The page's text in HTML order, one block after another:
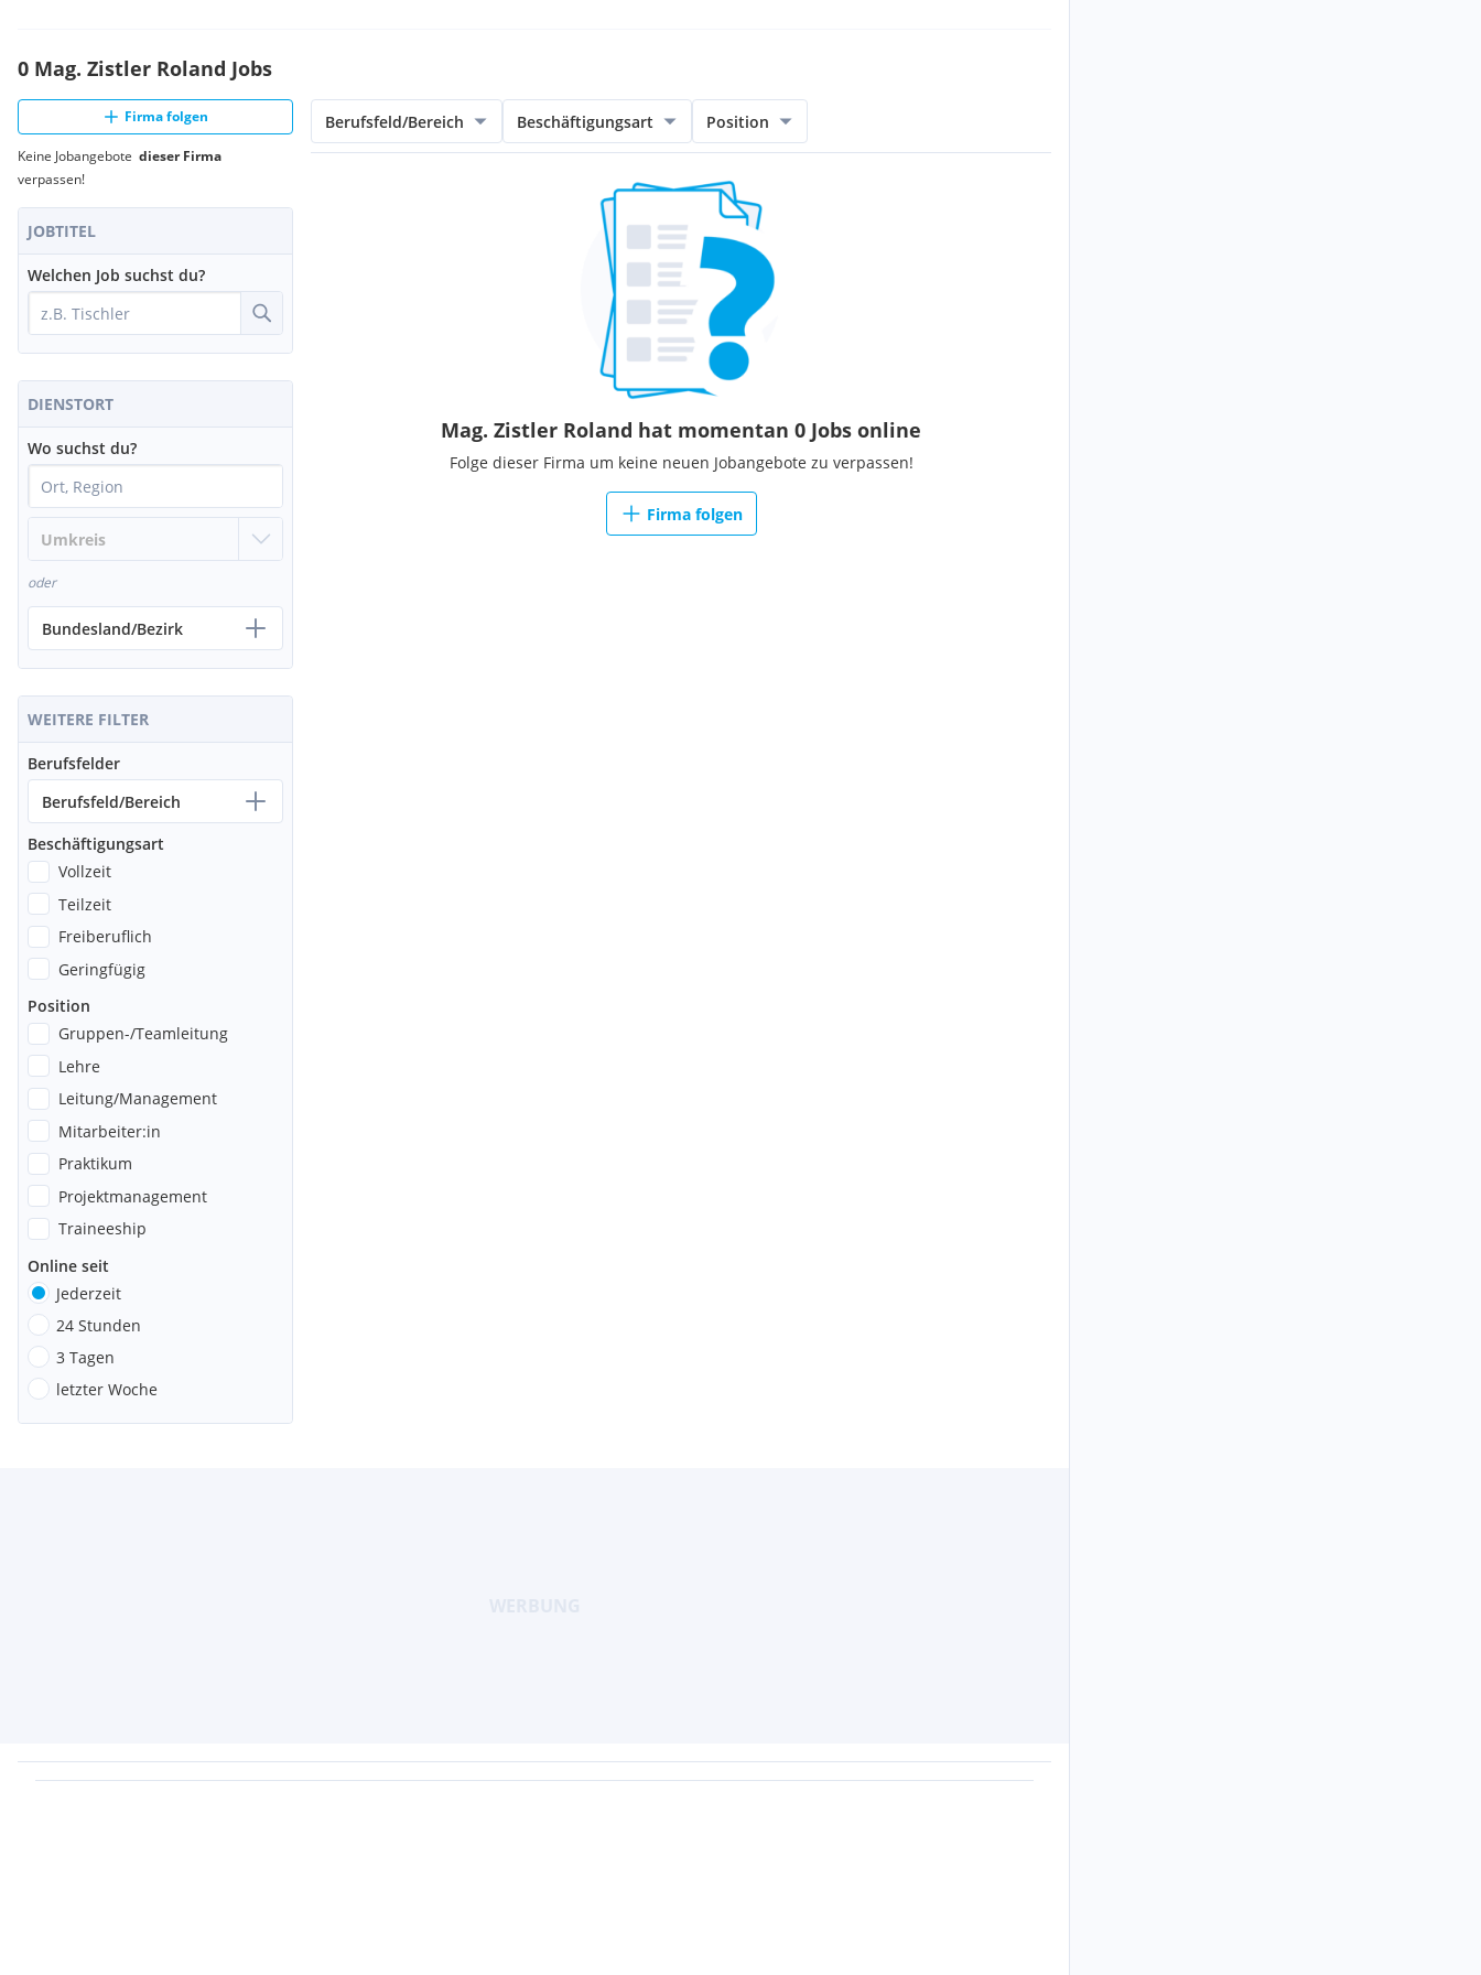
0 Mag. Zistler Roland Jobs
Firma folgen
Keine Jobangebote dieser Firma
verpassen!
JOBTITEL
Welchen Job suchst du?
DIENSTORT
Wo suchst du?
oder
Bundesland/Bezirk
WEITERE FILTER
Berufsfelder
Berufsfeld/Bereich
Beschäftigungsart
Vollzeit
Teilzeit
Freiberuflich
Geringfügig
Position
Gruppen-/Teamleitung
Lehre
Leitung/Management
Mitarbeiter:in
Praktikum
Projektmanagement
Traineeship
Online seit
Jederzeit
24 Stunden
3 Tagen
letzter Woche
Berufsfeld/Bereich Beschäftigungsart Position
Mag. Zistler Roland hat momentan 0 Jobs online
Folge dieser Firma um keine neuen Jobangebote zu verpassen!
Firma folgen